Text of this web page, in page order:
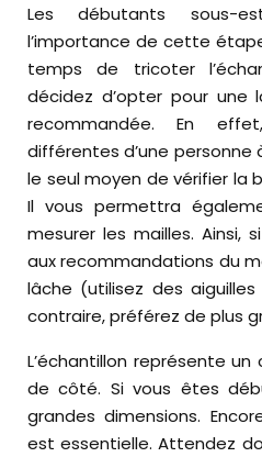
Les débutants sous-
l’importance de cette
temps de tricoter
décidez d’opter pour une
recommandée. En
différentes d’une personne
le seul moyen de vérifier la
Il vous permettra
mesurer les mailles. Ainsi,
aux recommandations du
lâche (utilisez des
contraire, préférez de plus
L’échantillon représente
de côté. Si vous êtes
grandes dimensions.
est essentielle. Attendez